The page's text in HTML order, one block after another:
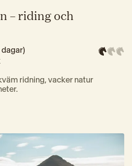
– riding och
ridning, vacker natur